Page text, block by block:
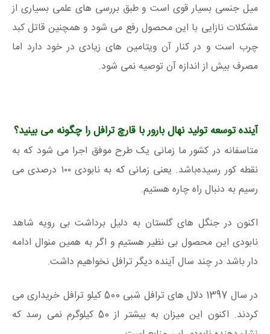
میل جنسی بسیار قوی است و طبق بررسی های علمی بسیاری از
مشکلات نازایی با این محصول رفع می شود و همچنین قاتل کبد
چرب است و در کنار آن ویتامین های زیادی در خود دارد اما
مصرف بیش از اندازه آن توصیه نمی شود.
آینده توسعه تولید نهال بارور با قارچ ترافل را چگونه می بینید؟
متاسفانه در کشور ما زمانی یک طرح موفق اجرا می شود که به
نقطه کور رسیده‌باشد. یعنی زمانی که به نابودی ۱۰۰ درصدی می
رسیم به دنبال راه چاره هستیم.
اکنون در جنگل های گلستان به دلیل برداشت بی رویه شاهد
نابودی این محصول بی نظیر هستیم و اگر به همین منوال ادامه
دار باشد در چند سال آینده دیگر ترافل نخواهیم داشت.
در سال 1397 دلال های ترافل شبی 500 کیلو ترافل خریداری می
کردند. اکنون این میزان به بیشتر از 50 کیلوگرم نمی رسد که